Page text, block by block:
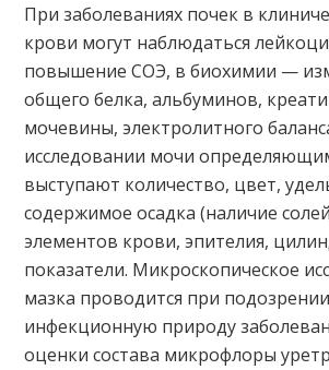
При заболеваниях почек в
крови могут наблюдаться
повышение СОЭ, в биохимии —
общего белка, альбуминов,
мочевины, электролитного
исследовании мочи
выступают количество, цвет,
содержимое осадка (наличие
элементов крови, эпителия,
показатели. Микроскопическое
мазка проводится при
инфекционную природу
оценки состава микрофлоры